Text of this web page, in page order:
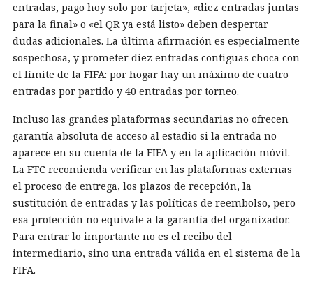
entradas, pago hoy solo por tarjeta», «diez entradas juntas
para la final» o «el QR ya está listo» deben despertar
dudas adicionales. La última afirmación es especialmente
sospechosa, y prometer diez entradas contiguas choca con
el límite de la FIFA: por hogar hay un máximo de cuatro
entradas por partido y 40 entradas por torneo.
Incluso las grandes plataformas secundarias no ofrecen
garantía absoluta de acceso al estadio si la entrada no
aparece en su cuenta de la FIFA y en la aplicación móvil.
La FTC recomienda verificar en las plataformas externas
el proceso de entrega, los plazos de recepción, la
sustitución de entradas y las políticas de reembolso, pero
esa protección no equivale a la garantía del organizador.
Para entrar lo importante no es el recibo del
intermediario, sino una entrada válida en el sistema de la
FIFA.